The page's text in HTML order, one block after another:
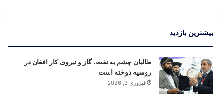
بیشنرین بازدید
طالبان چشم به نفت، گاز و نیروی کار افغان در
روسیه دوخته است
فبروری 3, 2026